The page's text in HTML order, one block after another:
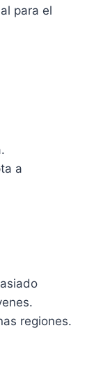
para el
a
regiones.